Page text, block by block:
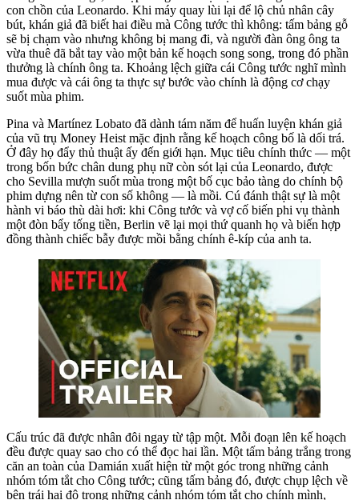
con chồn của Leonardo. Khi máy quay lùi lại để lộ chủ nhân cây
bút, khán giả đã biết hai điều mà Công tước thì không: tấm bảng gỗ
sẽ bị chạm vào nhưng không bị mang đi, và người đàn ông ông ta
vừa thuê đã bắt tay vào một bản kế hoạch song song, trong đó phần
thưởng là chính ông ta. Khoảng lệch giữa cái Công tước nghĩ mình
mua được và cái ông ta thực sự bước vào chính là động cơ chạy
suốt mùa phim.
Pina và Martínez Lobato đã dành tám năm để huấn luyện khán giả
của vũ trụ Money Heist mặc định rằng kế hoạch công bố là dối trá.
Ở đây họ đẩy thủ thuật ấy đến giới hạn. Mục tiêu chính thức — một
trong bốn bức chân dung phụ nữ còn sót lại của Leonardo, được
cho Sevilla mượn suốt mùa trong một bố cục bảo tàng do chính bộ
phim dựng nên từ con số không — là mồi. Cú đánh thật sự là một
hành vi báo thù dài hơi: khi Công tước và vợ cố biến phi vụ thành
một đòn bẩy tống tiền, Berlin vẽ lại mọi thứ quanh họ và biến hợp
đồng thành chiếc bẫy được mồi bằng chính ê-kíp của anh ta.
Cấu trúc đã được nhân đôi ngay từ tập một. Mỗi đoạn lên kế hoạch
đều được quay sao cho có thể đọc hai lần. Một tấm bảng trắng trong
căn an toàn của Damián xuất hiện từ một góc trong những cảnh
nhóm tóm tắt cho Công tước; cũng tấm bảng đó, được chụp lệch về
bên trái hai độ trong những cảnh nhóm tóm tắt cho chính mình,